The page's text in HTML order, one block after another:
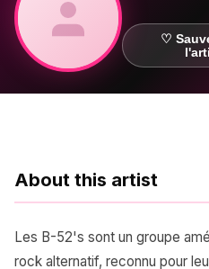
♡
About this artist
Les B-52's sont un groupe
rock alternatif, reconnu pour